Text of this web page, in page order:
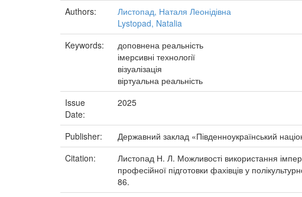
Authors:
Листопад, Наталя Леонідівна
Lystopad, Natalia
Keywords:
доповнена реальність
імерсивні технології
візуалізація
віртуальна реальність
Issue
Date:
2025
Publisher:
Державний заклад «Південноукраїнський
Citation:
Листопад Н. Л. Можливості використання
професійної підготовки фахівців у
86.